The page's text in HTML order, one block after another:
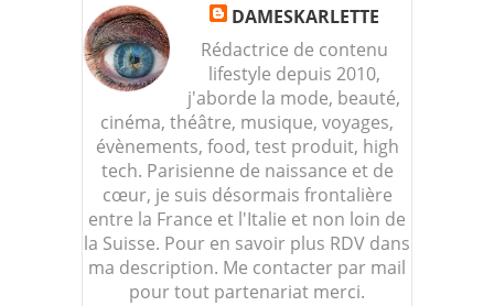
DAMESKARLETTE
Rédactrice de contenu
lifestyle depuis 2010,
j'aborde la mode, beauté,
cinéma, théâtre, musique, voyages,
évènements, food, test produit, high
tech. Parisienne de naissance et de
cœur, je suis désormais frontalière
entre la France et l'Italie et non loin de
la Suisse. Pour en savoir plus RDV dans
ma description. Me contacter par mail
pour tout partenariat merci.